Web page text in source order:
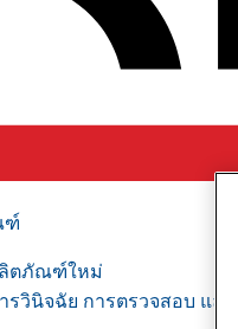
ฑ์
ตภัณฑ์ใหม่
รวินิจฉัย การตรวจสอบ และ